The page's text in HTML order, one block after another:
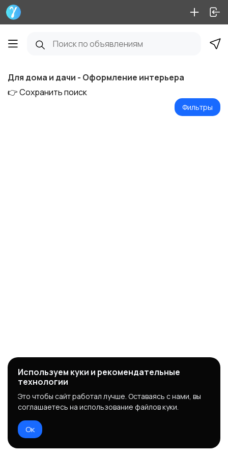
Для дома и дачи - Оформление интерьера
👉 Сохранить поиск
Фильтры
Используем куки и рекомендательные
технологии
Это чтобы сайт работал лучше. Оставаясь с нами, вы
соглашаетесь на использование файлов куки.
Ок